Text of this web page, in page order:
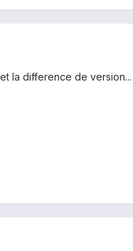
la difference de version...